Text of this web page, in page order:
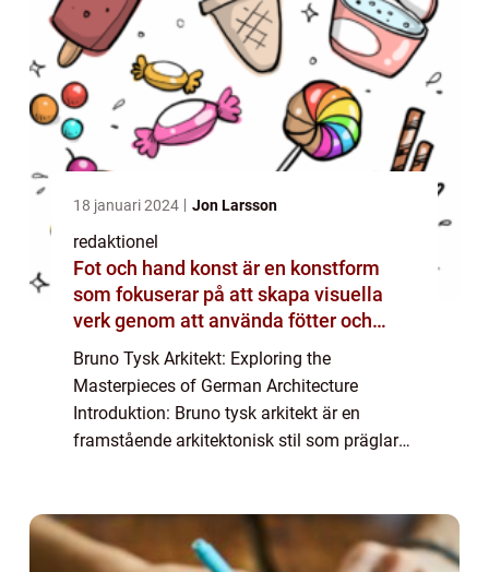
18 januari 2024 Jon Larsson
redaktionel
Fot och hand konst är en konstform
som fokuserar på att skapa visuella
verk genom att använda fötter och
händer istället för mer traditionella
verktyg som penslar eller verktyg
Bruno Tysk Arkitekt: Exploring the
Masterpieces of German Architecture
Introduktion: Bruno tysk arkitekt är en
framstående arkitektonisk stil som präglar
har bidrag...